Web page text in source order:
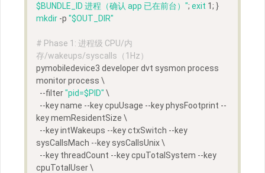
$BUNDLE_ID 进程（确认 app 已在前台）"; exit 1; }
mkdir -p "$OUT_DIR"
# Phase 1: 进程级 CPU/内
存/wakeups/syscalls（1Hz）
pymobiledevice3 developer dvt sysmon process
monitor process \
  --filter
"pid=$PID" \
key memResidentSize \
sysCallsMach --key sysCallsUnix \
cpuTotalUser \